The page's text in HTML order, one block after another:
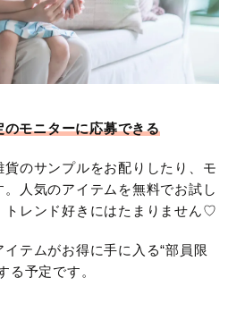
モニターに応募できる
のサンプルをお配りしたり、モ
人気のアイテムを無料でお試し
トレンド好きにはたまりません♡
テムがお得に手に入る“部員限
る予定です。